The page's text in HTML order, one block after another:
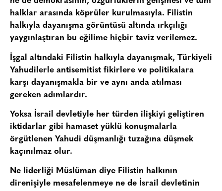
halklar arasında köprüler kurulmasıyla. Filistin
halkıyla dayanışma görüntüsü altında ırkçılığı
yaygınlaştıran bu eğilime hiçbir taviz verilemez.
İşgal altındaki Filistin halkıyla dayanışmak, Türkiyeli
Yahudilerle antisemitist fikirlere ve politikalara
karşı dayanışmakla bir ve aynı anda atılması
gereken adımlardır.
Yoksa İsrail devletiyle her türden ilişkiyi geliştiren
iktidarlar gibi hamaset yüklü konuşmalarla
örgütlenen Yahudi düşmanlığı tuzağına düşmek
kaçınılmaz olur.
Ne liderliği Müslüman diye Filistin halkının
direnişiyle mesafelenmeye ne de İsrail devletinin